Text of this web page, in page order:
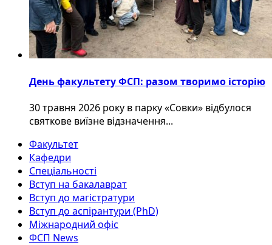
День факультету ФСП: разом творимо історію
30 травня 2026 року в парку «Совки» відбулося
святкове виїзне відзначення...
Факультет
Кафедри
Спеціальності
Вступ на бакалаврат
Вступ до магістратури
Вступ до аспірантури (PhD)
Міжнародний офіс
ФСП News